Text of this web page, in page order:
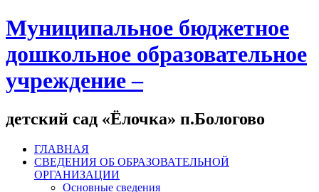
Муниципальное бюджетное
дошкольное образовательное
учреждение –
детский сад «Ёлочка» п.Бологово
ГЛАВНАЯ
СВЕДЕНИЯ ОБ ОБРАЗОВАТЕЛЬНОЙ
ОРГАНИЗАЦИИ
Основные сведения